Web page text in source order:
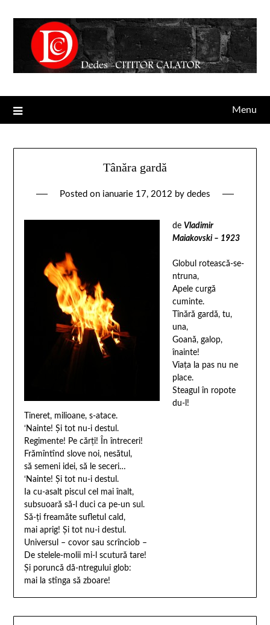
Menu
Tânăra gardă
Posted on ianuarie 17, 2012 by dedes
de Vladimir
Maiakovski – 1923
Globul rotească-se-
ntruna,
Apele curgă
cuminte.
Tînără gardă, tu,
una,
Goană, galop,
înainte!
Viaţa la pas nu ne
place.
Steagul în ropote
du-l!
Tineret, milioane, s-atace.
‘Nainte! Şi tot nu-i destul.
Regimente! Pe cărţi! În întreceri!
Frămîntînd slove noi, nesătul,
să semeni idei, să le seceri…
‘Nainte! Şi tot nu-i destul.
Ia cu-asalt piscul cel mai înalt,
subsuoară să-l duci ca pe-un sul.
Să-ţi freamăte sufletul cald,
mai aprig! Şi tot nu-i destul.
Universul – covor sau scrînciob –
De stelele-molii mi-l scutură tare!
Şi poruncă dă-ntregului glob:
mai la stînga să zboare!